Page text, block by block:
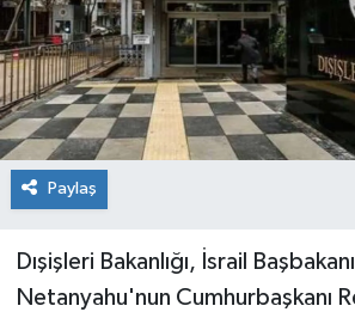
Paylaş
Dışişleri Bakanlığı, İsrail
Netanyahu'nun Cumhurbaşkanı